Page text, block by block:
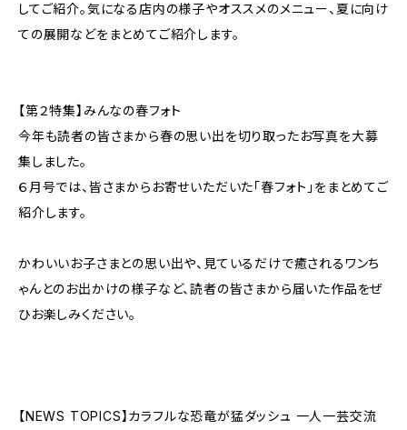
してご紹介。気になる店内の様子やオススメのメニュー、夏に向け
ての展開などをまとめてご紹介します。
【第２特集】みんなの春フォト
今年も読者の皆さまから春の思い出を切り取ったお写真を大募
集しました。
６月号では、皆さまからお寄せいただいた「春フォト」をまとめてご
紹介します。
かわいいお子さまとの思い出や、見ているだけで癒されるワンち
ゃんとのお出かけの様子など、読者の皆さまから届いた作品をぜ
ひお楽しみください。
【NEWS TOPICS】カラフルな恐竜が猛ダッシュ 一人一芸交流